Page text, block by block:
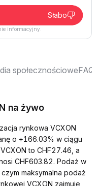
Słabo
informacyjny.
społecznościoweFAQ
na żywo
rynkowa VCXON
o +166.03% w ciągu
to CHF27.46, a
CHF603.82. Podaż w
maksymalna podaż
VCXON zajmuje